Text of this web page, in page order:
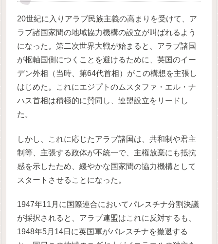
20世紀に入りアラブ民族主義の高まりを受けて、ア
ラブ諸国家間の地域協力機構の設立が叫ばれるよう
になった。第二次世界大戦が始まると、アラブ諸国
が枢軸国側につくことを避けるために、英国のイー
デン外相（当時、第64代首相）がこの構想を主張し
はじめた。これにエジプトのムスタファ・エル・ナ
ハス首相は積極的に賛同し、連盟設立をリードし
た。
しかし、これに応じたアラブ諸国は、共和制や君主
制等、主張する政体が不統一で、主権放棄にも抵抗
感を示したため、緩やかな国家間の協力機構として
スタートさせることになった。
1947年11月に国際連合においてパレスチナ分割決議
が採択されると、アラブ連盟はこれに反対するも、
1948年5月14日に英国軍がパレスチナを撤退する